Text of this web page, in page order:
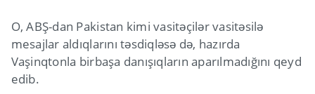
O, ABŞ-dan Pakistan kimi vasitəçilər vasitəsilə
mesajlar aldıqlarını təsdiqləsə də, hazırda
Vaşinqtonla birbaşa danışıqların aparılmadığını qeyd
edib.